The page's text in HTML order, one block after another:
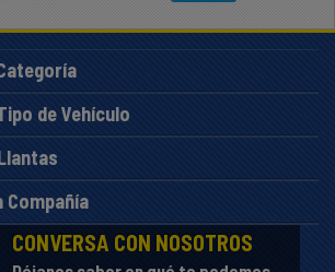
de Vehículo
Compañía
CONVERSA CON NOSOTROS